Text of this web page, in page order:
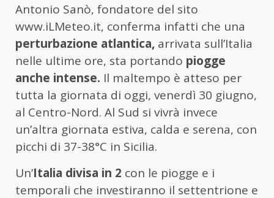
Antonio Sanò, fondatore del sito
www.iLMeteo.it, conferma infatti che una
perturbazione atlantica, arrivata sull’Italia
nelle ultime ore, sta portando piogge
anche intense. Il maltempo è atteso per
tutta la giornata di oggi, venerdì 30 giugno,
al Centro-Nord. Al Sud si vivrà invece
un’altra giornata estiva, calda e serena, con
picchi di 37-38°C in Sicilia.
Un’Italia divisa in 2 con le piogge e i
temporali che investiranno il settentrione e